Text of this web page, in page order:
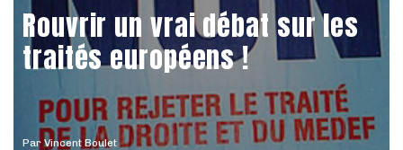
Par Vincent Boulet
Rouvrir un vrai débat sur les
traités européens !